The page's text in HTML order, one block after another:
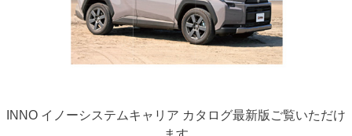
INNO イノーシステムキャリア カタログ最新版ご覧いただけ